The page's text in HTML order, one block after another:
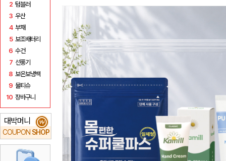
2 텀블러
3 우산
4 부채
5 보조배터리
6 수건
7 선풍기
8 보온보냉백
9 물티슈
10 장바구니
대박머니
COUPON SHOP
₩